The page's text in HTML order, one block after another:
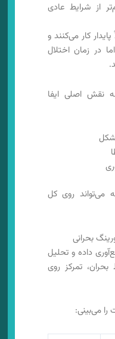
از شرایط عادی
کار می‌کنند و
در زمان اختلال
نقش اصلی ایفا
می‌تواند روی کل
بحرانی
داده و تحلیل
تمرکز روی
می‌بینی: